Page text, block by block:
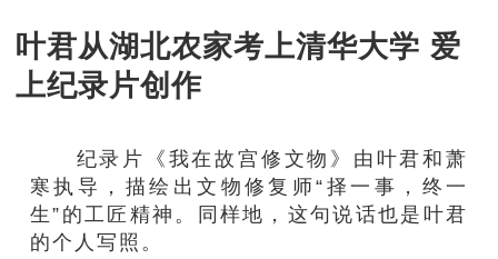
叶君从湖北农家考上清华大学 爱
上纪录片创作
纪录片《我在故宫修文物》由叶君和萧
寒执导，描绘出文物修复师“择一事，终一
生”的工匠精神。同样地，这句说话也是叶君
的个人写照。